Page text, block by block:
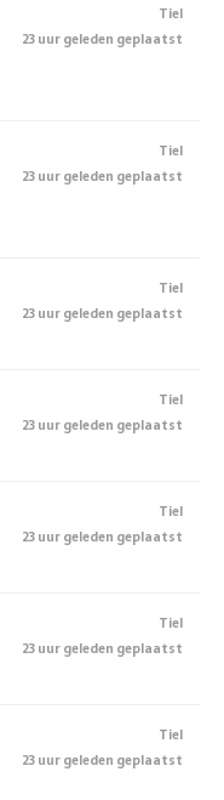
Tiel
23 uur geleden geplaatst
Tiel
23 uur geleden geplaatst
Tiel
23 uur geleden geplaatst
Tiel
23 uur geleden geplaatst
Tiel
23 uur geleden geplaatst
Tiel
23 uur geleden geplaatst
Tiel
23 uur geleden geplaatst